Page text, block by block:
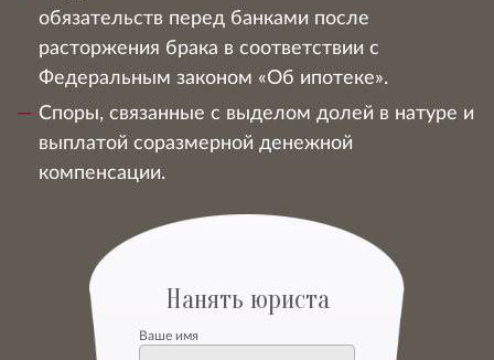
обязательств перед банками после
расторжения брака в соответствии с
Федеральным законом «Об ипотеке».
Споры, связанные с выделом долей в натуре и
выплатой соразмерной денежной
компенсации.
Нанять юриста
Ваше имя